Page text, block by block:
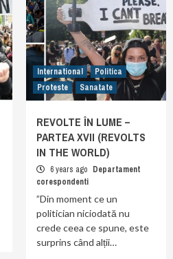
International
Politica
Proteste
Sanatate
REVOLTE ÎN LUME –
PARTEA XVII (REVOLTS
IN THE WORLD)
6 years ago Departament
corespondenti
”Din moment ce un
politician niciodată nu
crede ceea ce spune, este
surprins când alții…